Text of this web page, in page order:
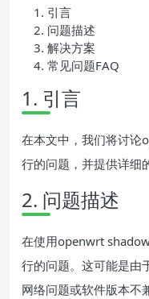
引言
问题描述
解决方案
常见问题FAQ
1. 引言
在本文中，我们将讨
行的问题，并提供详细
2. 问题描述
在使用openwrt
行的问题。这可能是由
网络问题或软件版本不